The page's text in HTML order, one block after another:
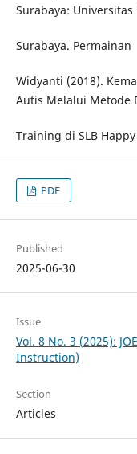
Surabaya: Universitas
Surabaya. Permainan
Widyanti (2018).
Autis Melalui Metode
Training di SLB
PDF
Published
2025-06-30
Issue
Vol. 8 No. 3 (2025):
Instruction)
Section
Articles